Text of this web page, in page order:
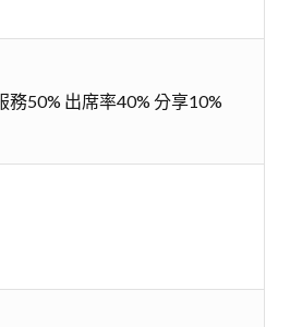
務50% 出席率40% 分享10%